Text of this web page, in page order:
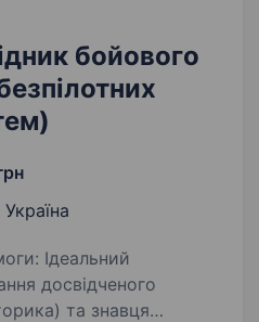
бойового
досвідченого
та знавця